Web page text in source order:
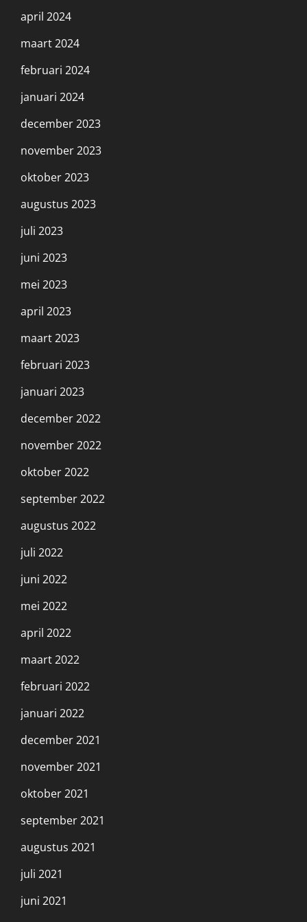
april 2024
maart 2024
februari 2024
januari 2024
december 2023
november 2023
oktober 2023
augustus 2023
juli 2023
juni 2023
mei 2023
april 2023
maart 2023
februari 2023
januari 2023
december 2022
november 2022
oktober 2022
september 2022
augustus 2022
juli 2022
juni 2022
mei 2022
april 2022
maart 2022
februari 2022
januari 2022
december 2021
november 2021
oktober 2021
september 2021
augustus 2021
juli 2021
juni 2021